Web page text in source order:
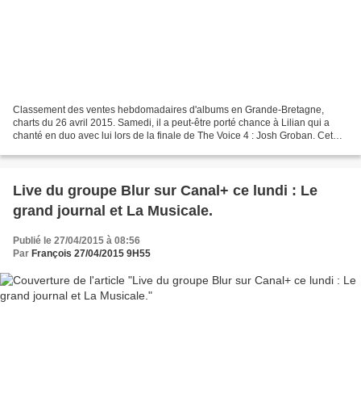
Classement des ventes hebdomadaires d'albums en Grande-Bretagne,
charts du 26 avril 2015. Samedi, il a peut-être porté chance à Lilian qui a
chanté en duo avec lui lors de la finale de The Voice 4 : Josh Groban. Cet
Live du groupe Blur sur Canal+ ce lundi : Le
grand journal et La Musicale.
Publié le 27/04/2015 à 08:56
Par François 27/04/2015 9H55